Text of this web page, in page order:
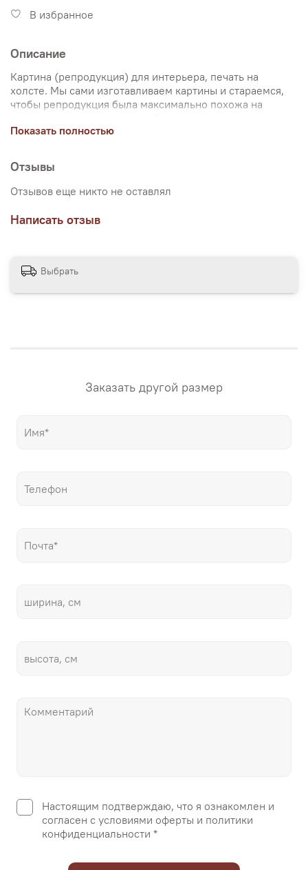
В избранное
Описание
Картина (репродукция) для интерьера, печать на
холсте. Мы сами изготавливаем картины и стараемся,
чтобы репродукция была максимально похожа на
Именно поэтому, мы уделяем особое внимание
печати используются художественный хлопковый холст
и экологические чернила. Репродукцию можно купить
на подрамнике (деревянный подрамник, галерейная
натяжка) или без подрамника (только холст,
доставляется в рулоне в тубусе). Картина продается в
нескольких вариантах размеров, представленных на
репродукции мировых шедевров живописи, только
Показать полностью
Отзывы
Отзывов еще никто не оставлял
Написать отзыв
Выбрать
Заказать другой размер
Настоящим подтверждаю, что я ознакомлен и
согласен с условиями оферты и политики
конфиденциальности *